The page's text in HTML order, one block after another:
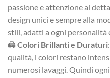
passione e attenzione ai
design unici e sempre alla
stili, adatti a ogni personalità
🖨 Colori Brillanti e Duraturi
qualità, i colori restano
numerosi lavaggi. Quindi